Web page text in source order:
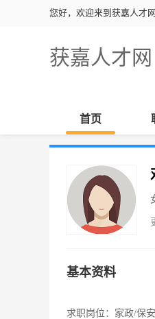
您好，欢迎来到获嘉人才网
获嘉人才网
首页
基本资料
求职岗位： 家政/保安